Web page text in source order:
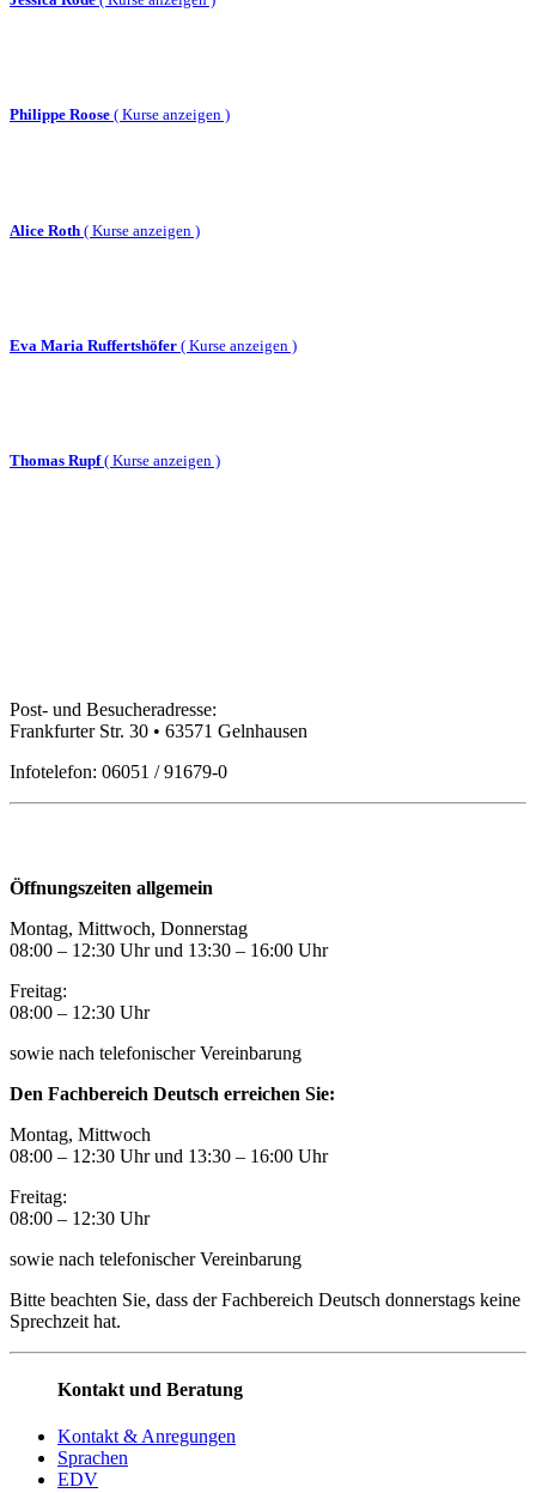
Philippe Roose ( Kurse anzeigen )
Alice Roth ( Kurse anzeigen )
Eva Maria Ruffertshöfer ( Kurse anzeigen )
Thomas Rupf( Kurse anzeigen )
Post- und Besucheradresse:
Frankfurter Str. 30 • 63571 Gelnhausen
Infotelefon: 06051 / 91679-0
Öffnungszeiten allgemein
Montag, Mittwoch, Donnerstag
08:00 – 12:30 Uhr und 13:30 – 16:00 Uhr
Freitag:
08:00 – 12:30 Uhr
sowie nach telefonischer Vereinbarung
Den Fachbereich Deutsch erreichen Sie:
Montag, Mittwoch
08:00 – 12:30 Uhr und 13:30 – 16:00 Uhr
Freitag:
08:00 – 12:30 Uhr
sowie nach telefonischer Vereinbarung
Bitte beachten Sie, dass der Fachbereich Deutsch donnerstags keine
Sprechzeit hat.
Kontakt und Beratung
Kontakt & Anregungen
Sprachen
EDV